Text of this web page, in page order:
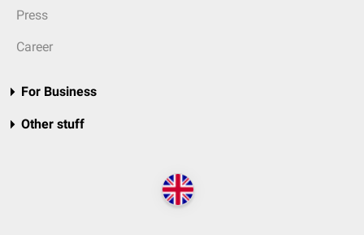
Press
Career
For Business
Other stuff